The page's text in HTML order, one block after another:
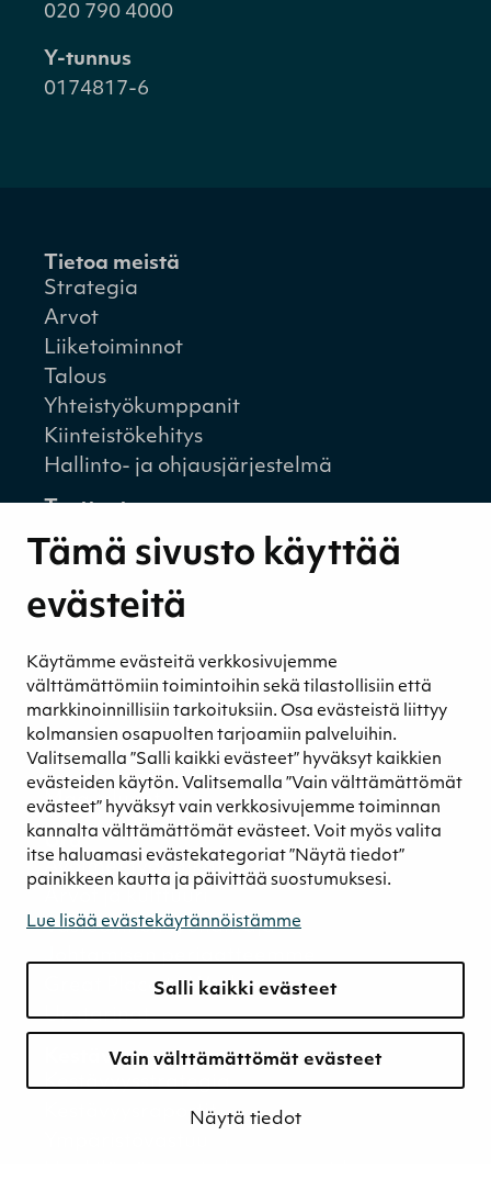
Tämä sivusto käyttää
evästeitä
Käytämme evästeitä verkkosivujemme
välttämättömiin toimintoihin sekä tilastollisiin että
markkinoinnillisiin tarkoituksiin. Osa evästeistä liittyy
kolmansien osapuolten tarjoamiin palveluihin.
Valitsemalla ”Salli kaikki evästeet” hyväksyt kaikkien
evästeiden käytön. Valitsemalla ”Vain välttämättömät
evästeet” hyväksyt vain verkkosivujemme toiminnan
kannalta välttämättömät evästeet. Voit myös valita
itse haluamasi evästekategoriat ”Näytä tiedot”
painikkeen kautta ja päivittää suostumuksesi.
Lue lisää evästekäytännöistämme
Salli kaikki evästeet
Vain välttämättömät evästeet
Näytä tiedot
020 790 4000
Y-tunnus
0174817-6
Tietoa meistä
Strategia
Arvot
Liiketoiminnot
Talous
Yhteistyökumppanit
Kiinteistökehitys
Hallinto- ja ohjausjärjestelmä
Tuotteet
Kasvualustat
Kuivikkeet
Aktiivihiili
Biostimulantit
Eläinrehut
Maanparannustuotteet
Aurinko- ja tuulivoima
Energiapelletti
Energiaturve
Maa-alueet
Ura
Avoimet työpaikat
Vastuullinen työnantaja
Great Place to Work
Uratarinat
Kestävyys
Kestävyysstrategia
Kestävyysraportit